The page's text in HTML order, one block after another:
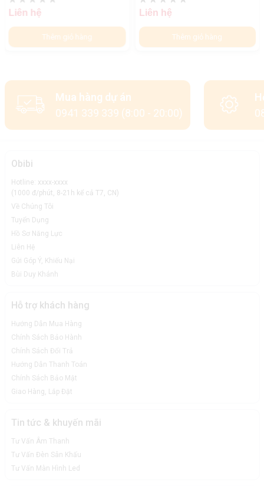
Liên hệ
Thêm giỏ hàng
Liên hệ
Thêm giỏ hàng
Mua hàng dự án
0941 339 339 (8:00 - 20:00)
Obibi
Hotline: xxxx-xxxx
(1000 đ/phút, 8-21h kể cả T7, CN)
Về Chúng Tôi
Tuyển Dụng
Hồ Sơ Năng Lực
Liên Hệ
Gửi Góp Ý, Khiếu Nại
Bùi Duy Khánh
Hỗ trợ khách hàng
Hướng Dẫn Mua Hàng
Chính Sách Bảo Hành
Chính Sách Đổi Trả
Hướng Dẫn Thanh Toán
Chính Sách Bảo Mật
Giao Hàng, Lắp Đặt
Tin tức & khuyến mãi
Tư Vấn Âm Thanh
Tư Vấn Đèn Sân Khấu
Tư Vấn Màn Hình Led